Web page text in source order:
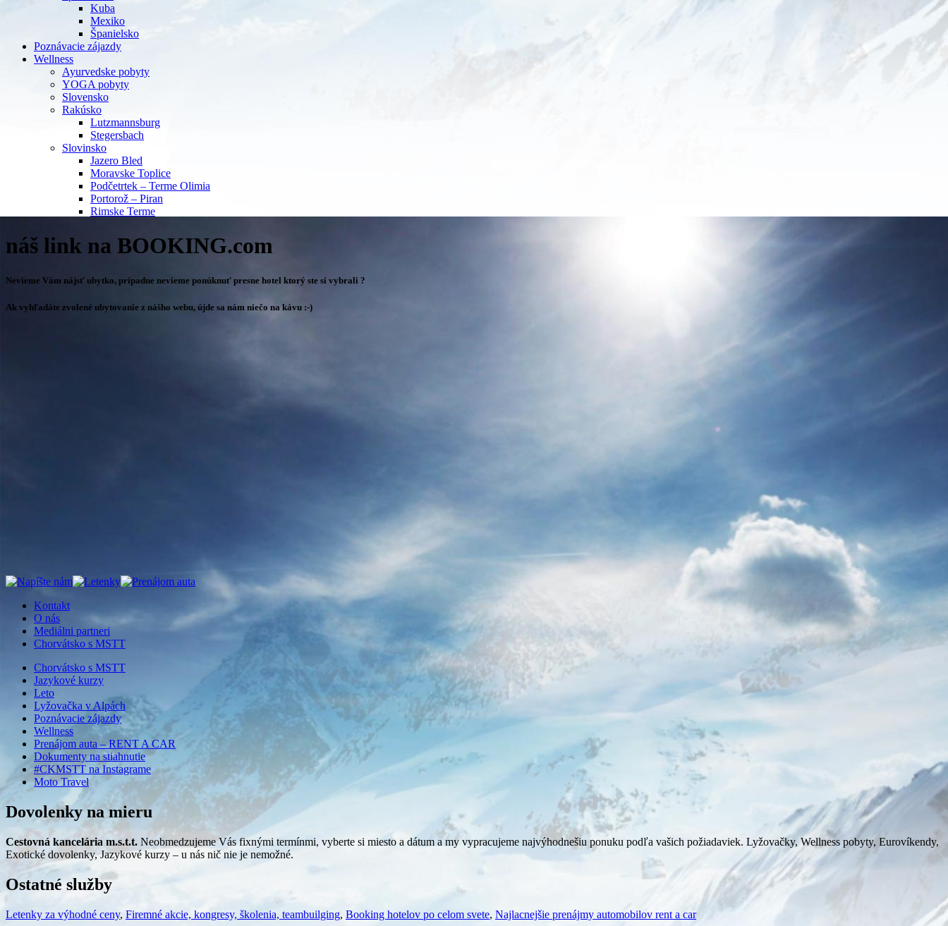
Kuba
Mexiko
Španielsko
Poznávacie zájazdy
Wellness
Ayurvedske pobyty
YOGA pobyty
Slovensko
Rakúsko
Lutzmannsburg
Stegersbach
Slovinsko
Jazero Bled
Moravske Toplice
Podčetrtek – Terme Olimia
Portorož – Piran
Rimske Terme
náš link na BOOKING.com
Nevieme Vám nájsť ubytko, prípadne nevieme ponúknuť presne hotel ktorý ste si vybrali ?
Ak vyhľadáte zvolené ubytovanie z nášho webu, újde sa nám niečo na kávu :-)
Kontakt
O nás
Mediálni partneri
Chorvátsko s MSTT
Chorvátsko s MSTT
Jazykové kurzy
Leto
Lyžovačka v Alpách
Poznávacie zájazdy
Wellness
Prenájom auta – RENT A CAR
Dokumenty na stiahnutie
#CKMSTT na Instagrame
Moto Travel
Dovolenky na mieru
Cestovná kancelária m.s.t.t. Neobmedzujeme Vás fixnými termínmi, vyberte si miesto a dátum a my vypracujeme najvýhodnešiu ponuku podľa vašich požiadaviek. Lyžovačky, Wellness pobyty, Eurovíkendy,
Exotické dovolenky, Jazykové kurzy – u nás nič nie je nemožné.
Ostatné služby
Letenky za výhodné ceny, Firemné akcie, kongresy, školenia, teambuilging, Booking hotelov po celom svete, Najlacnejšie prenájmy automobilov rent a car